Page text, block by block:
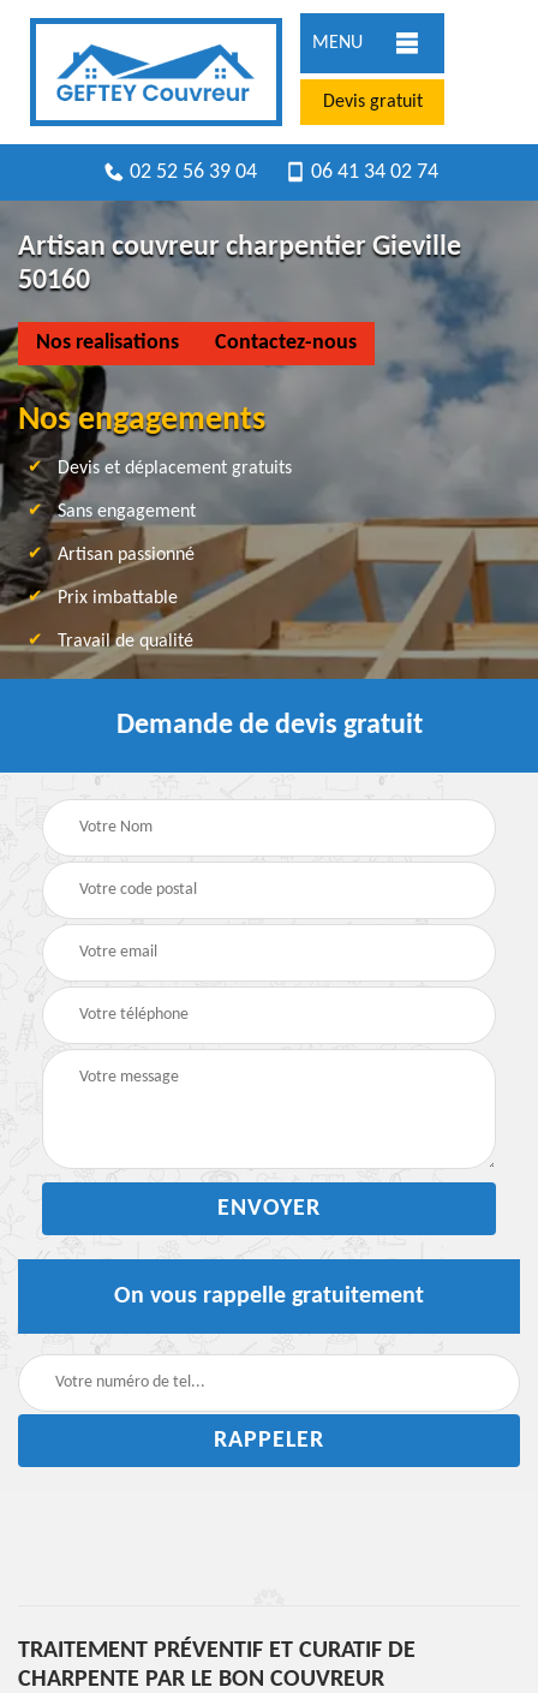
MENU
Devis gratuit
02 52 56 39 04 06 41 34 02 74
Artisan couvreur charpentier Gieville
50160
Nos realisations Contactez-nous
Nos engagements
Devis et déplacement gratuits
Sans engagement
Artisan passionné
Prix imbattable
Travail de qualité
Demande de devis gratuit
On vous rappelle gratuitement
TRAITEMENT PRÉVENTIF ET CURATIF DE
CHARPENTE PAR LE BON COUVREUR